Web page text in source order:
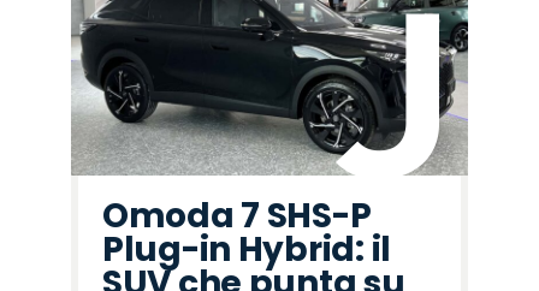
Omoda 7 SHS-P
Plug-in Hybrid: il